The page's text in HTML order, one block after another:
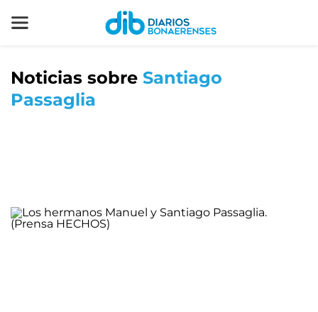
Noticias sobre Santiago
Passaglia